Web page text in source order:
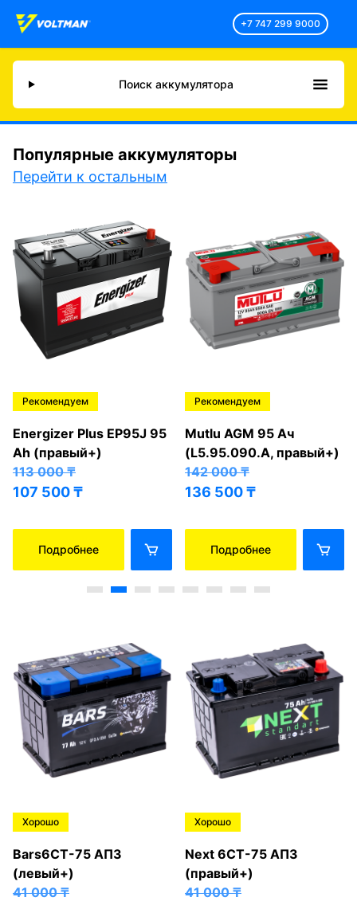
+7 747 299 9000
Поиск аккумулятора
Популярные аккумуляторы
Перейти к остальным
Рекомендуем
Energizer Plus EP95J 95
Ah (правый+)
113 000₸
107 500₸
Подробнее
Рекомендуем
Mutlu AGM 95 Ач
(L5.95.090.A, правый+)
142 000₸
136 500₸
Подробнее
Хорошо
Bars6СТ-75 АПЗ
(левый+)
41 000₸
Хорошо
Next 6СТ-75 АПЗ
(правый+)
41 000₸